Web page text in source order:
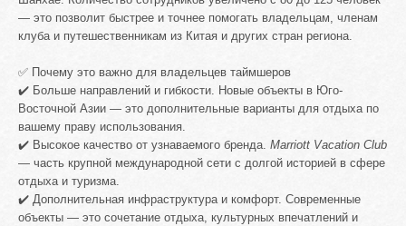
— это позволит быстрее и точнее помогать владельцам, членам
клуба и путешественникам из Китая и других стран региона.
✅ Почему это важно для владельцев таймшеров
✔️ Больше направлений и гибкости. Новые объекты в Юго-
Восточной Азии — это дополнительные варианты для отдыха по
вашему праву использования.
✔️ Высокое качество от узнаваемого бренда. Marriott Vacation Club
— часть крупной международной сети с долгой историей в сфере
отдыха и туризма.
✔️ Дополнительная инфраструктура и комфорт. Современные
объекты — это сочетание отдыха, культурных впечатлений и